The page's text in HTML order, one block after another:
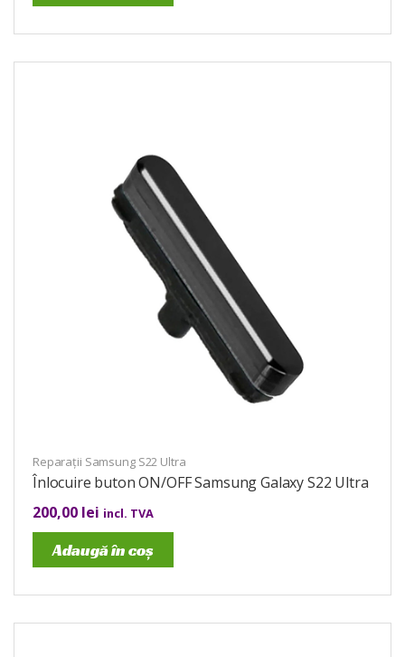
Reparații Samsung S22 Ultra
Înlocuire buton ON/OFF Samsung Galaxy S22 Ultra
200,00 lei incl. TVA
Adaugă în coș